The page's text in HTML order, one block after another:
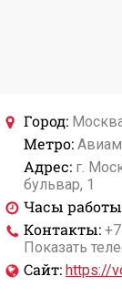
Город:
Метро:
Адрес: г.
бульвар, 1
Часы
Контакты:
Показать
Сайт: https://